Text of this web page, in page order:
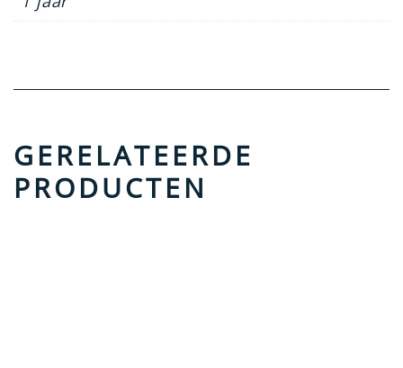
GERELATEERDE
PRODUCTEN